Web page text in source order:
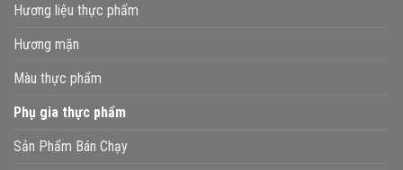
Hương liệu thực phẩm
Hương mặn
Màu thực phẩm
Phụ gia thực phẩm
Sản Phẩm Bán Chạy